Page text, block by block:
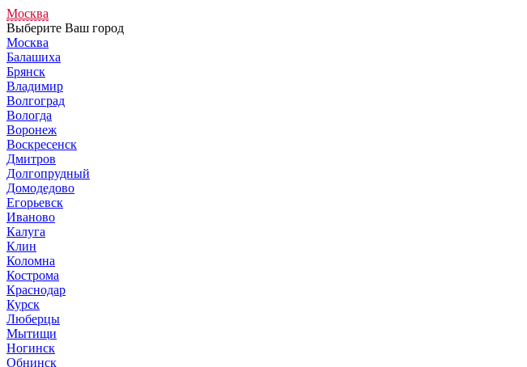
Москва
Выберите Ваш город
Москва
Балашиха
Брянск
Владимир
Волгоград
Вологда
Воронеж
Воскресенск
Дмитров
Долгопрудный
Домодедово
Егорьевск
Иваново
Калуга
Клин
Коломна
Кострома
Краснодар
Курск
Люберцы
Мытищи
Ногинск
Обнинск